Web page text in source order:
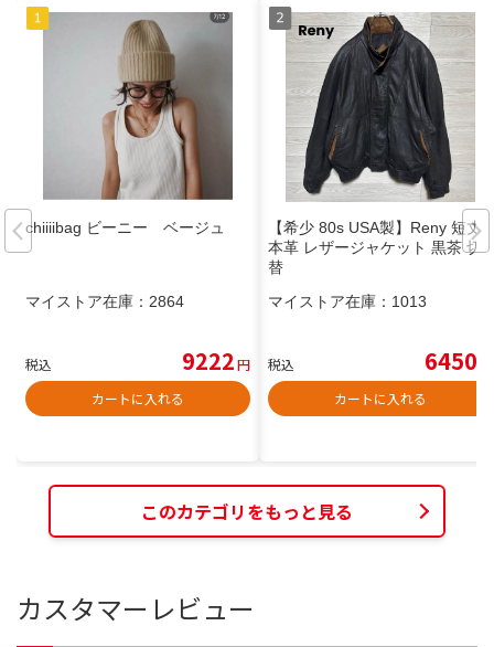
chiiiibag ビーニー ベージュ
マイストア在庫： 2864
税込 9222円
カートに入れる
【希少 80s USA製】Reny 短丈
本革 レザージャケット 黒茶 切
替
マイストア在庫： 1013
税込 6450
カートに入れる
このカテゴリをもっと見る
カスタマーレビュー